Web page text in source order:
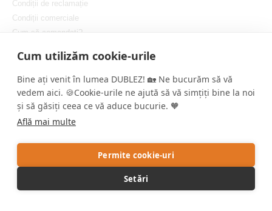
Cum utilizăm cookie-urile
Bine ați venit în lumea DUBLEZ! 🏡 Ne bucurăm să vă
vedem aici. 🍪Cookie-urile ne ajută să vă simțiți bine la noi
și să găsiți ceea ce vă aduce bucurie. 🧡
Află mai multe
Permite cookie-uri
Setări
Condiții de reclamație
Condiții comerciale
Cum să comandați?
Setați cookie-urile
Copyright © DUBLEZ 2026 | Toate drepturile rezervate
Crearea magazinelor online performante de către
Acest site este protejat de reCAPTCHA, iar Google aplică
Politica de